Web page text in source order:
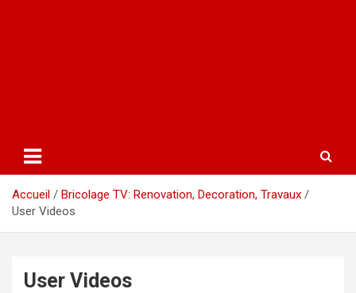
Accueil
Bricolage TV: Renovation, Decoration, Travaux
User Videos
User Videos